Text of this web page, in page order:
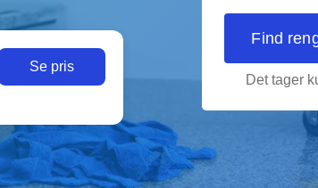
Se pris
Find
Det tager